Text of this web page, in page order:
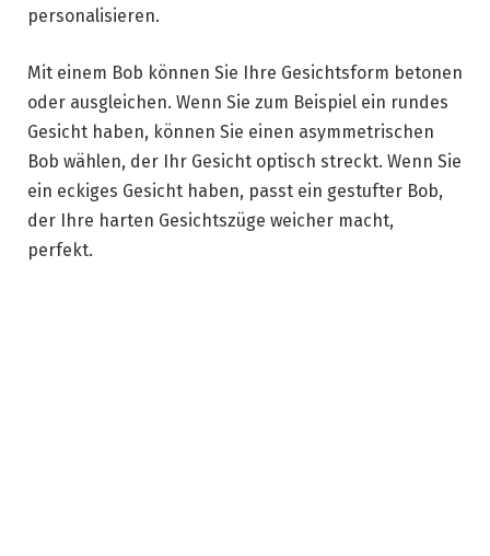
personalisieren.
Mit einem Bob können Sie Ihre Gesichtsform betonen
oder ausgleichen. Wenn Sie zum Beispiel ein rundes
Gesicht haben, können Sie einen asymmetrischen
Bob wählen, der Ihr Gesicht optisch streckt. Wenn Sie
ein eckiges Gesicht haben, passt ein gestufter Bob,
der Ihre harten Gesichtszüge weicher macht,
perfekt.